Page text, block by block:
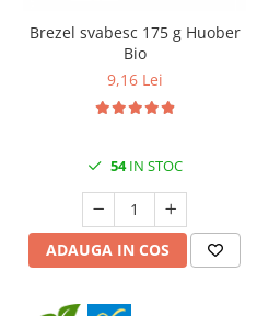
Brezel svabesc 175 g Huober
Bio
9,16 Lei
54IN STOC
ADAUGA IN COS